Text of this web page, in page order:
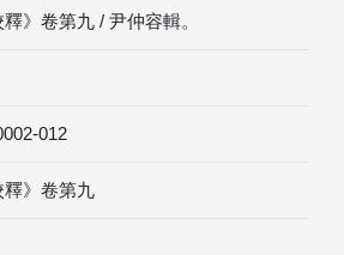
釋》卷第九 / 尹仲容輯。
012
釋》卷第九